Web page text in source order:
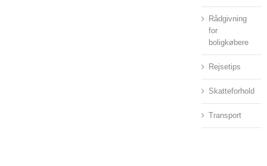
Rådgivning
for
boligkøbere
Rejsetips
Skatteforhold
Transport